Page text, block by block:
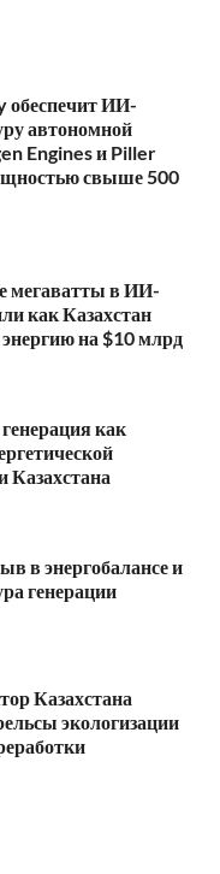
обеспечит ИИ-
автономной
Engines и Piller
свыше 500
мегаватты в ИИ-
как Казахстан
на $10 млрд
как
Казахстана
в энергобалансе и
генерации
Казахстана
экологизации